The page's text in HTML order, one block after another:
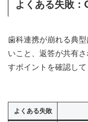
よくある失敗
歯科連携が崩れる典
いこと、返答が共有
すポイントを確認して
よくある失敗